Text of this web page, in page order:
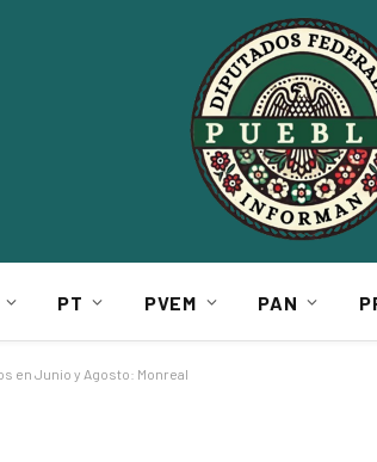
PT PVEM PAN
en Junio y Agosto: Monreal